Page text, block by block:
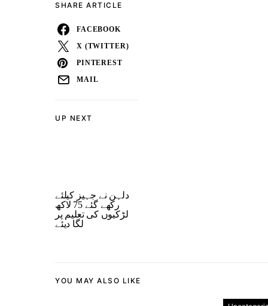
UP NEXT
دلہن نے جہیز کیلئے
رکھے گئے 75 لاکھ
لڑکیوں کی تعلیم پر
لگا دیئے
SHARE ARTICLE
FACEBOOK
X (TWITTER)
PINTEREST
MAIL
YOU MAY ALSO LIKE